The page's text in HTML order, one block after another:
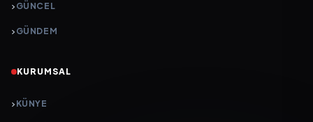
GÜNCEL
GÜNDEM
KURUMSAL
KÜNYE